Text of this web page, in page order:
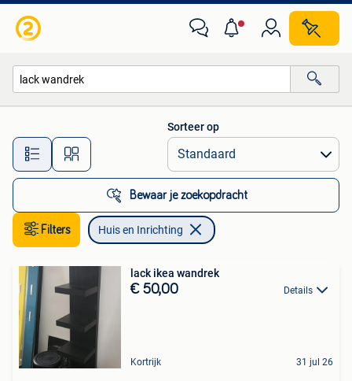
Alle afstanden…
Sorteer op
Bewaar je zoekopdracht
Filters Huis en Inrichting
lack ikea wandrek
€ 50,00 Details
Kortrijk 31 jul 26